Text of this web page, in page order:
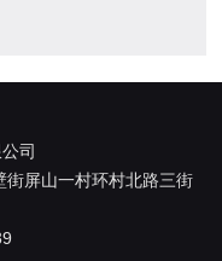
司
街屏山一村环村北路三街